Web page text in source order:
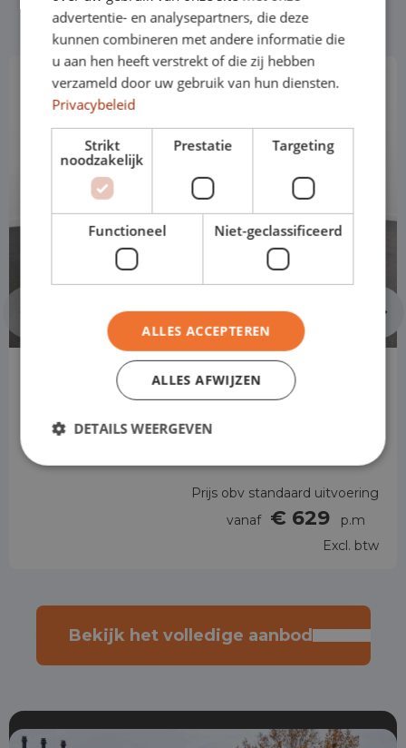
Toyota Yaris
Automaat
Prijs obv standaard uitvoering
vanaf € 629
p.m
Excl. btw
Bekijk het volledige aanbod
advertentie- en analysepartners, die deze
kunnen combineren met andere informatie die
u aan hen heeft verstrekt of die zij hebben
verzameld door uw gebruik van hun diensten.
Privacybeleid
Strikt
noodzakelijk
Prestatie Targeting
Functioneel Niet-geclassificeerd
ALLES ACCEPTEREN
ALLES AFWIJZEN
DETAILS WEERGEVEN